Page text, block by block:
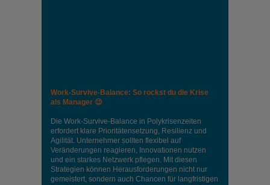
Work-Survive-Balance: So rockst du die Krise
als Manager 😉
Die Work-Survive-Balance in Polykrisenzeiten
erfordert klare Prioritätensetzung, Resilienz und
Agilität. Unternehmer sollten flexibel auf
Veränderungen reagieren, Innovationen nutzen
und ein starkes Netzwerk pflegen. Mit diesen
Strategien können Herausforderungen nicht nur
gemeistert, sondern auch Chancen für langfristigen